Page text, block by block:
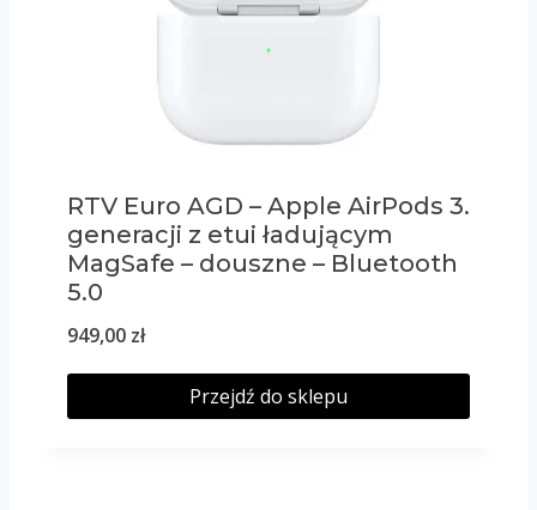
RTV Euro AGD – Apple AirPods 3.
generacji z etui ładującym
MagSafe – douszne – Bluetooth
5.0
949,00 zł
Przejdź do sklepu